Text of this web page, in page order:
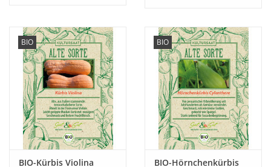
BIO
BIO-Kürbis Violina
BIO
BIO-Hörnchenkürbis